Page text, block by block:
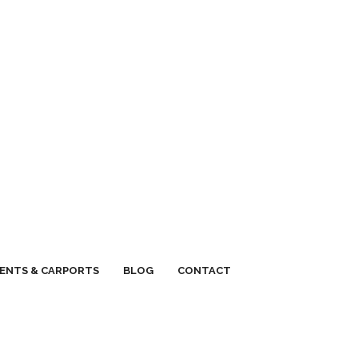
& CARPORTS BLOG CONTACT